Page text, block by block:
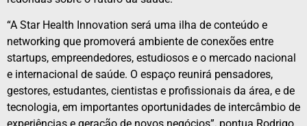
“A Star Health Innovation será uma ilha de conteúdo e
networking que promoverá ambiente de conexões entre
startups, empreendedores, estudiosos e o mercado nacional
e internacional de saúde. O espaço reunirá pensadores,
gestores, estudantes, cientistas e profissionais da área, e de
tecnologia, em importantes oportunidades de intercâmbio de